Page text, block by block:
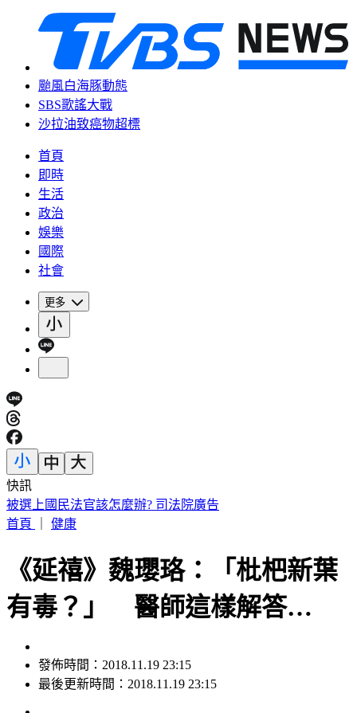
颱風白海豚動態
SBS歌謠大戰
沙拉油致癌物超標
首頁
即時
生活
政治
娛樂
國際
社會
更多
快訊
3字華語天王」爆私生子！周杰倫衰被捲入 杰威爾不忍了喊
告
《延禧》魏瓔珞：「枇杷新葉
有毒？」 醫師這樣解答…
發佈時間：2018.11.19 23:15